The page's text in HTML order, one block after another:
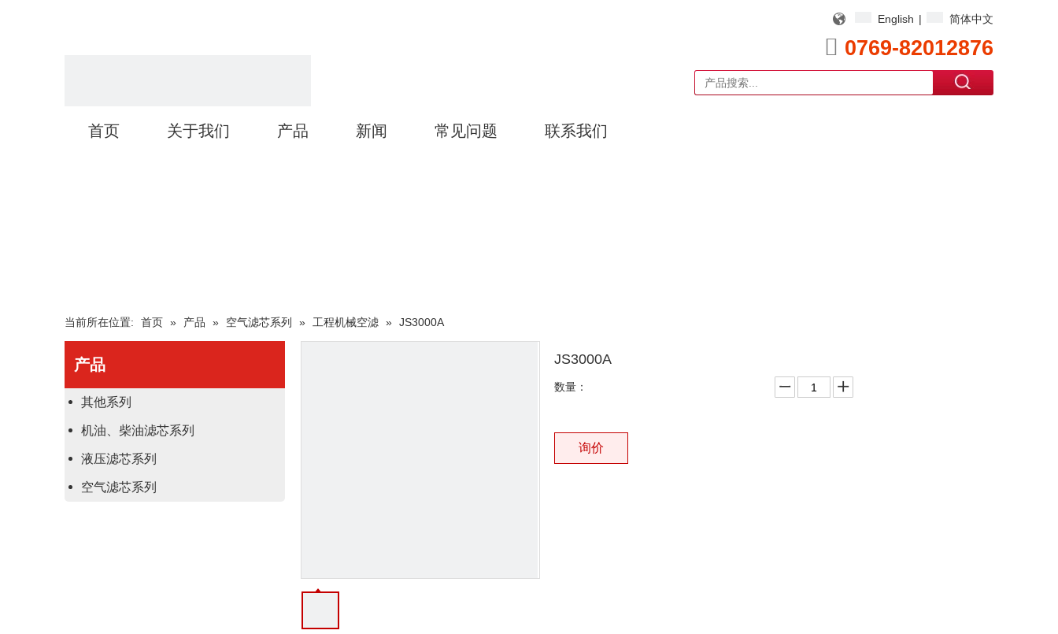
English | 简体中文
 0769-82012876
首页 关于我们 产品 新闻 常见问题 联系我们
当前所在位置: 首页 » 产品 » 空气滤芯系列 » 工程机械空滤 » JS3000A
产品
其他系列
机油、柴油滤芯系列
液压滤芯系列
空气滤芯系列
JS3000A
数量：
询价